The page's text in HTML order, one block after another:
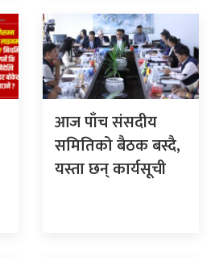
आज पाँच संसदीय
समितिको बैठक बस्दै,
यस्ता छन् कार्यसूची